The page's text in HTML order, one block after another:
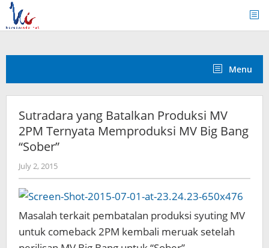
Skip
content
Menu
Sutradara yang Batalkan Produksi MV
2PM Ternyata Memproduksi MV Big Bang
“Sober”
July 2, 2015by
Koreanindo
Masalah terkait pembatalan produksi syuting MV
untuk comeback 2PM kembali meruak setelah